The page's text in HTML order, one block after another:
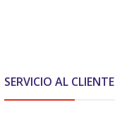
SERVICIO AL CLIENTE